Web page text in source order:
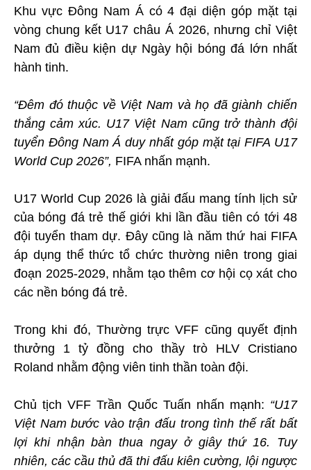
Khu vực Đông Nam Á có 4 đại diện góp mặt tại
vòng chung kết U17 châu Á 2026, nhưng chỉ Việt
Nam đủ điều kiện dự Ngày hội bóng đá lớn nhất
hành tinh.
“Đêm đó thuộc về Việt Nam và họ đã giành chiến
thắng cảm xúc. U17 Việt Nam cũng trở thành đội
tuyển Đông Nam Á duy nhất góp mặt tại FIFA U17
World Cup 2026”, FIFA nhấn mạnh.
U17 World Cup 2026 là giải đấu mang tính lịch sử
của bóng đá trẻ thế giới khi lần đầu tiên có tới 48
đội tuyển tham dự. Đây cũng là năm thứ hai FIFA
áp dụng thể thức tổ chức thường niên trong giai
đoạn 2025-2029, nhằm tạo thêm cơ hội cọ xát cho
các nền bóng đá trẻ.
Trong khi đó, Thường trực VFF cũng quyết định
thưởng 1 tỷ đồng cho thầy trò HLV Cristiano
Roland nhằm động viên tinh thần toàn đội.
Chủ tịch VFF Trần Quốc Tuấn nhấn mạnh: “U17
Việt Nam bước vào trận đấu trong tình thế rất bất
lợi khi nhận bàn thua ngay ở giây thứ 16. Tuy
nhiên, các cầu thủ đã thi đấu kiên cường, lội ngược